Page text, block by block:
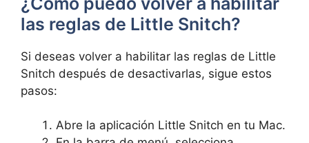
las reglas de Little Snitch?
Si deseas volver a habilitar las reglas de Little
Snitch después de desactivarlas, sigue estos
pasos:
Abre la aplicación Little Snitch en tu Mac.